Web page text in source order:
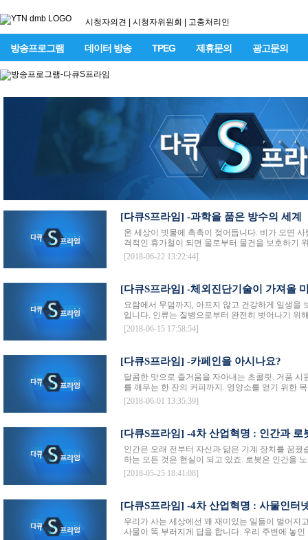
시청자의견 시청자위원회 고충처리인
방송프로그램 데이터 방송 TPEG 제휴문의 광고문의
[다큐S프라임] -과학을 품은 방수의 세계
온 세상이 빗물에 촉촉이 젖어듭니다. 비가 오면
격적인 휴가철이 되면 물로부터 물건을 보호하기
[2018-06-22 13:22:44]
[다큐S프라임] -체외진단기술이 가져올
요람에서 무덤까지, 아프지 않고 건강하게 일생을
입니다. 인류는 질병으로부터 완전히 벗어나기 위
[2018-06-15 17:58:54]
[다큐S프라임] -카페인을 아시나요?
달콤한 맛으로 즐거움을 자아내는 초콜릿. 거품
를 깨우는 한 잔의 커피까지. 영양소를 얻기 위한
[2018-06-01 13:35:39]
[다큐S프라임] -4차 산업혁명 : 인간과 로
인간은 오래 전부터 자신과 닮은 기계 장치를 꿈
하는 모든 것은 현실이 되고 있죠. 로봇은 인간을
[2018-05-25 18:41:08]
[다큐S프라임] -4차 산업혁명 : 사물인터
우리가 사는 세상에선 꽤 재미있는 일들이 벌어지
사물이 똑 부러지게 답을 합니다. 우리 주변에 놓